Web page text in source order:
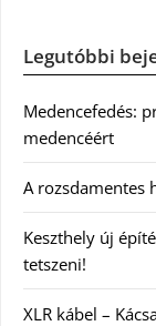
Legutóbbi
Medencefedés:
medencéért
A
Keszthely új
tetszeni!
XLR kábel –